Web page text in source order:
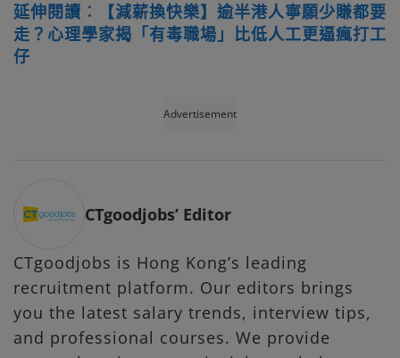
延伸閱讀︰【減薪換快樂】逾半港人寧願少賺都要
走？心理學家揭「有毒職場」比低人工更逼瘋打工
仔
Advertisement
CTgoodjobs’ Editor
CTgoodjobs is Hong Kong’s leading
recruitment platform. Our editors brings
you the latest salary trends, interview tips,
and professional courses. We provide